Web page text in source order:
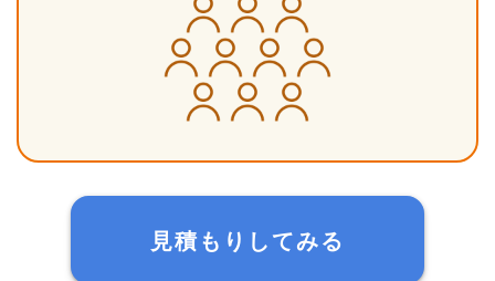
見積もりしてみる